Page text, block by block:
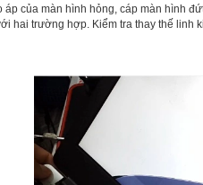
của màn hình hỏng, cáp màn hình
hai trường hợp. Kiểm tra thay thế linh